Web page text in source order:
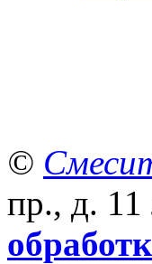
©
пр., д. 11